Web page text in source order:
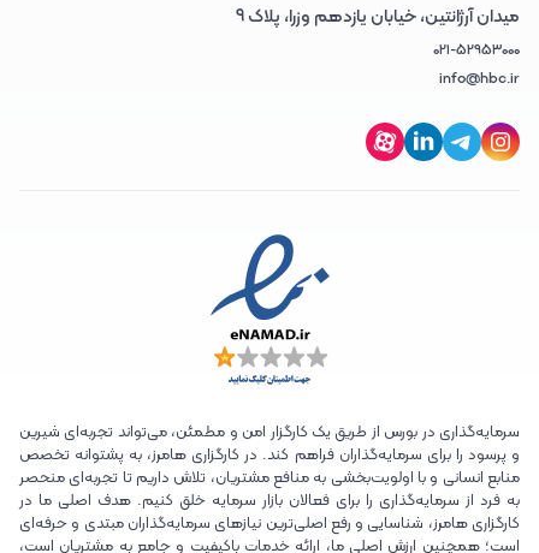
میدان آرژانتین، خیابان یازدهم وزرا، پلاک 9
021-52953000
info@hbc.ir
سرمایه‌گذاری در بورس از طریق یک کارگزار امن و مطمئن، می‌تواند تجربه‌ای شیرین
و پرسود را برای سرمایه‌گذاران فراهم کند. در کارگزاری هامرز، به پشتوانه تخصص
منابع انسانی و با اولویت‌بخشی به منافع مشتریان، تلاش داریم تا تجربه‌ای منحصر
به فرد از سرمایه‌گذاری را برای فعالان بازار سرمایه خلق کنیم. هدف اصلی ما در
کارگزاری هامرز، شناسایی و رفع اصلی‌ترین نیازهای سرمایه‌گذاران مبتدی و حرفه‌ای
است؛ همچنین ارزش اصلی ما، ارائه خدمات باکیفیت و جامع به مشتریان است،